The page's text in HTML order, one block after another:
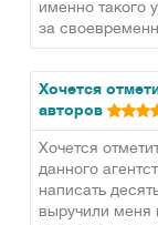
именно такого
за
Хочется
авторов
Хочется
данного
написать
выручили меня